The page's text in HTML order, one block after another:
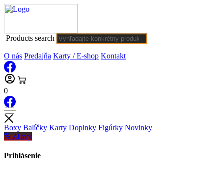
Products search
O nás Predajňa Karty / E-shop Kontakt
0
Boxy Balíčky Karty Doplnky Figúrky Novinky
Zľavy
Prihlásenie